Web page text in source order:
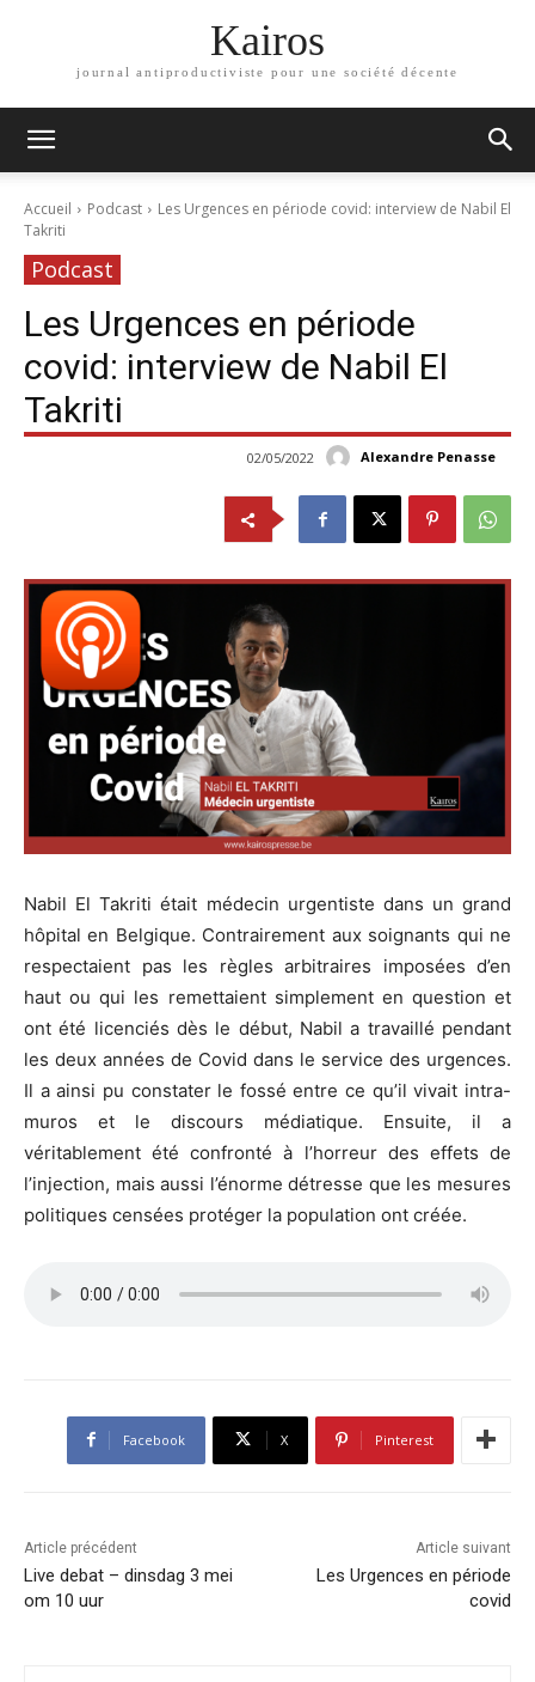
Kairos
journal antiproductiviste pour une société décente
Accueil Podcast
Les Urgences en période covid: interview de Nabil El
Takriti
Podcast
Les Urgences en période
covid: interview de Nabil El
Takriti
Alexandre Penasse
02/05/2022
Nabil El Takriti était médecin urgentiste dans un grand
hôpital en Belgique. Contrairement aux soignants qui ne
respectaient pas les règles arbitraires imposées d’en
haut ou qui les remettaient simplement en question et
ont été licenciés dès le début, Nabil a travaillé pendant
les deux années de Covid dans le service des urgences.
Il a ainsi pu constater le fossé entre ce qu’il vivait intra-
muros et le discours médiatique. Ensuite, il a
véritablement été confronté à l’horreur des effets de
l’injection, mais aussi l’énorme détresse que les mesures
politiques censées protéger la population ont créée.
Facebook X Pinterest
Article précédent
Live debat – dinsdag 3 mei
om 10 uur
Article suivant
Les Urgences en période
covid